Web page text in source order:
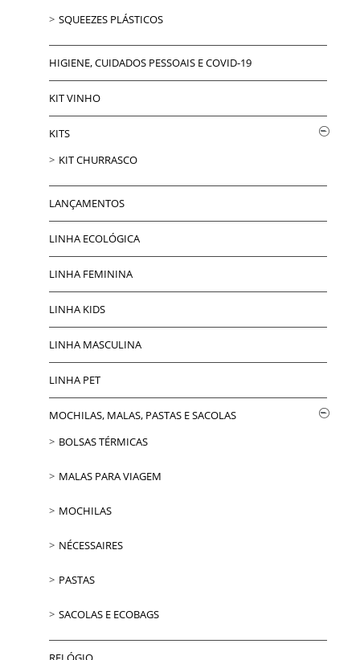
SQUEEZES PLÁSTICOS
HIGIENE, CUIDADOS PESSOAIS E COVID-19
KIT VINHO
KITS
KIT CHURRASCO
LANÇAMENTOS
LINHA ECOLÓGICA
LINHA FEMININA
LINHA KIDS
LINHA MASCULINA
LINHA PET
MOCHILAS, MALAS, PASTAS E SACOLAS
BOLSAS TÉRMICAS
MALAS PARA VIAGEM
MOCHILAS
NÉCESSAIRES
PASTAS
SACOLAS E ECOBAGS